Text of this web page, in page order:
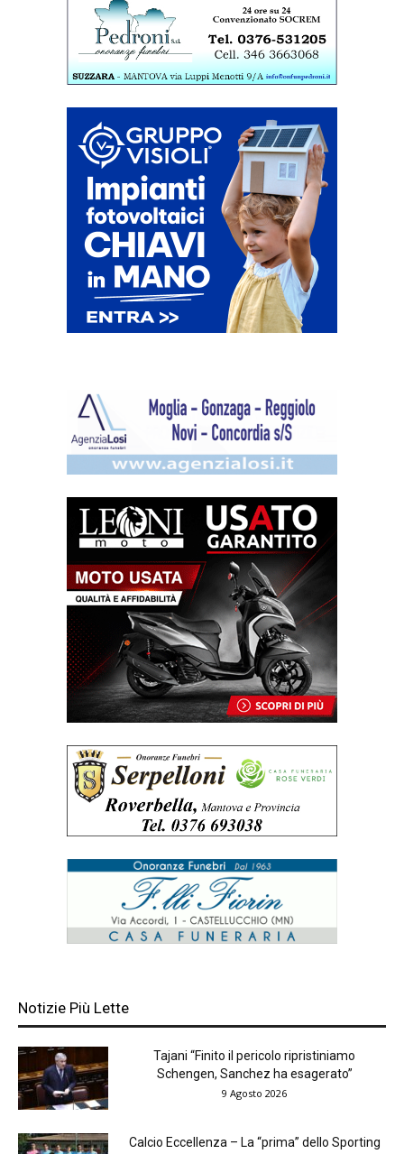
Notizie Più Lette
Tajani “Finito il pericolo ripristiniamo
Schengen, Sanchez ha esagerato”
9 Agosto 2026
Calcio Eccellenza – La “prima” dello Sporting